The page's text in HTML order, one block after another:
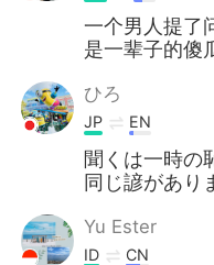
Indonesia
Türkçe
Português
一个男人提了
是一辈子的傻
ひろ
JP EN
聞くは一時の
同じ諺があり
Yu Ester
ID CN